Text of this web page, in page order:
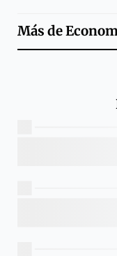
Más de